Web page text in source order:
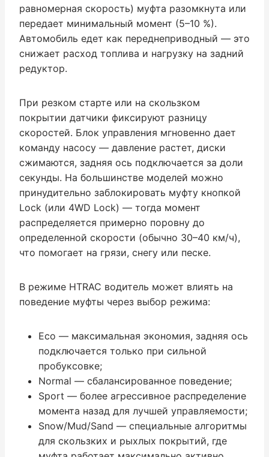
равномерная скорость) муфта разомкнута или
передает минимальный момент (5–10 %).
Автомобиль едет как переднеприводный — это
снижает расход топлива и нагрузку на задний
редуктор.
При резком старте или на скользком
покрытии датчики фиксируют разницу
скоростей. Блок управления мгновенно дает
команду насосу — давление растет, диски
сжимаются, задняя ось подключается за доли
секунды. На большинстве моделей можно
принудительно заблокировать муфту кнопкой
Lock (или 4WD Lock) — тогда момент
распределяется примерно поровну до
определенной скорости (обычно 30–40 км/ч),
что помогает на грязи, снегу или песке.
В режиме HTRAC водитель может влиять на
поведение муфты через выбор режима:
Eco — максимальная экономия, задняя ось
подключается только при сильной
пробуксовке;
Normal — сбалансированное поведение;
Sport — более агрессивное распределение
момента назад для лучшей управляемости;
Snow/Mud/Sand — специальные алгоритмы
для скользких и рыхлых покрытий, где